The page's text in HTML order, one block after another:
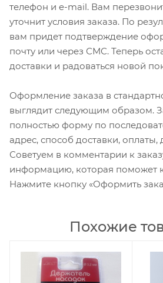
телефон и e-mail. Вам
уточнит условия заказа. По
вам придет подтверждение
почту или через СМС. Теперь
доставки и радоваться новой
Оформление заказа в
выглядит следующим образом.
полностью форму по
адрес, способ доставки, оплаты,
Советуем в комментарии к
информацию, которая поможет
Нажмите кнопку «Оформить
Похожие